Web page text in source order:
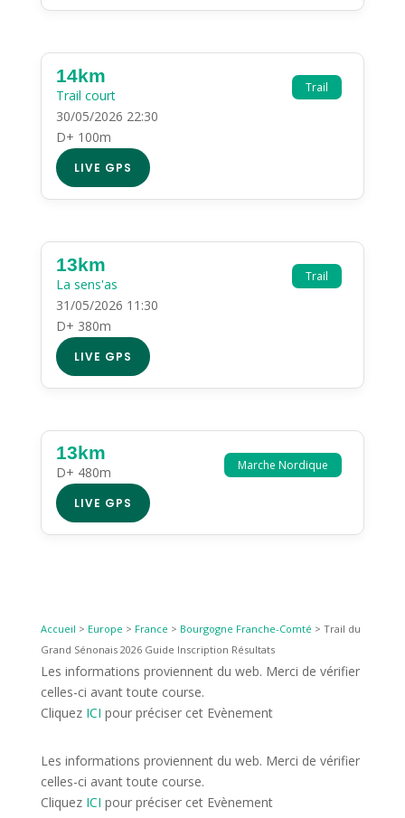
Trail
14km
Trail court
30/05/2026 22:30
D+ 100m
LIVE GPS
Trail
13km
La sens'as
31/05/2026 11:30
D+ 380m
LIVE GPS
Marche Nordique
13km
D+ 480m
LIVE GPS
Accueil > Europe > France > Bourgogne Franche-Comté > Trail du
Grand Sénonais 2026 Guide Inscription Résultats
Les informations proviennent du web. Merci de vérifier
celles-ci avant toute course.
Cliquez ICI pour préciser cet Evènement
Les informations proviennent du web. Merci de vérifier
celles-ci avant toute course.
Cliquez ICI pour préciser cet Evènement